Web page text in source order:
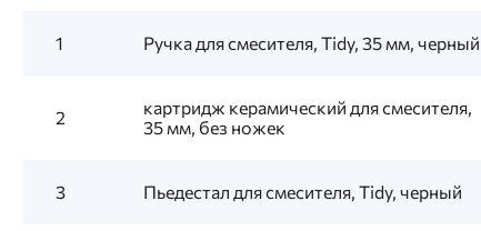
1 Ручка для смесителя, Tidy, 35 мм, черный
2
картридж керамический для смесителя,
35 мм, без ножек
3 Пьедестал для смесителя, Tidy, черный